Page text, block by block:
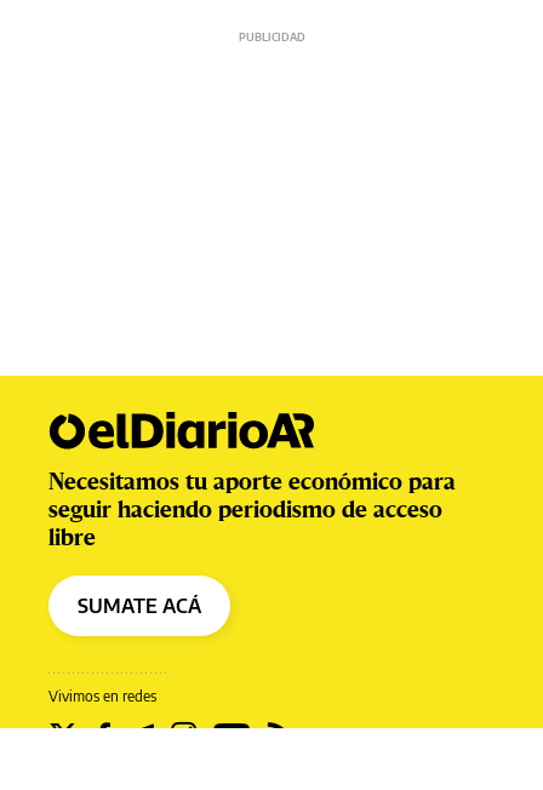
Vivimos en redes
Necesitamos tu aporte económico para
seguir haciendo periodismo de acceso
libre
SUMATE ACÁ